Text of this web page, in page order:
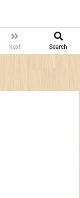
Next Search